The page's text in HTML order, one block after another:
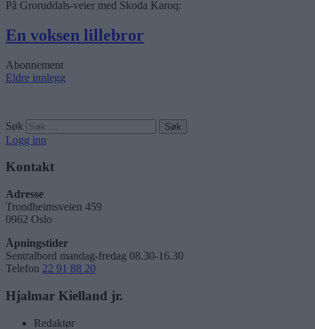
På Groruddals-veier med Skoda Karoq:
En voksen lillebror
Abonnement
Eldre innlegg
Søk
Logg inn
Kontakt
Adresse
Trondheimsveien 459
0962 Oslo
Åpningstider
Sentralbord mandag-fredag 08.30-16.30
Telefon 22 91 88 20
Hjalmar Kielland jr.
Redaktør